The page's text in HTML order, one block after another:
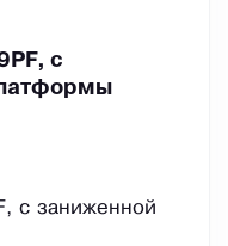
с
с заниженной